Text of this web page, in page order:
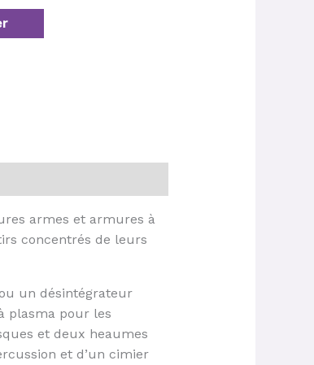
armes et armures à
concentrés de leurs
un désintégrateur
plasma pour les
et deux heaumes
et d’un cimier